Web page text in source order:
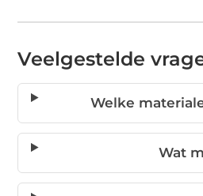
Veelgestelde
Welke
Wat